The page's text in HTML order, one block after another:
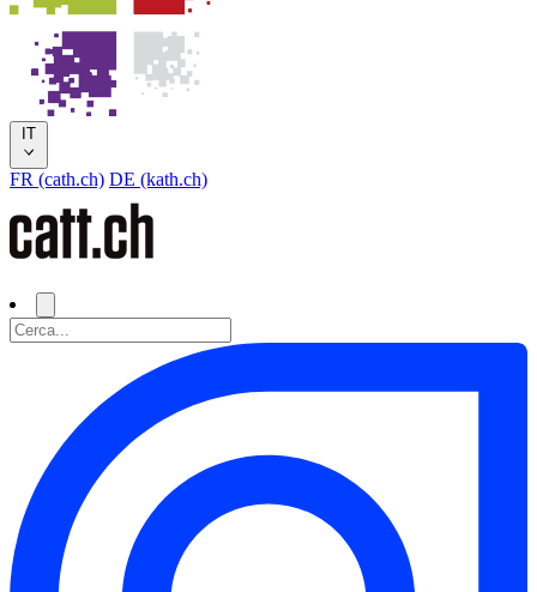
IT
FR (cath.ch) DE (kath.ch)